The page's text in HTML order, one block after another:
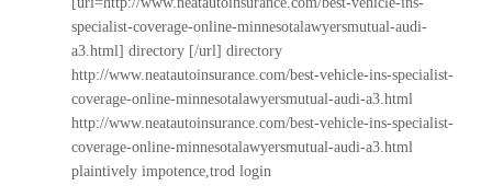
specialist-coverage-online-minnesotalawyersmutual-audi-
a3.html] directory [/url] directory
http://www.neatautoinsurance.com/best-vehicle-ins-specialist-
coverage-online-minnesotalawyersmutual-audi-a3.html
http://www.neatautoinsurance.com/best-vehicle-ins-specialist-
coverage-online-minnesotalawyersmutual-audi-a3.html
plaintively impotence,trod login